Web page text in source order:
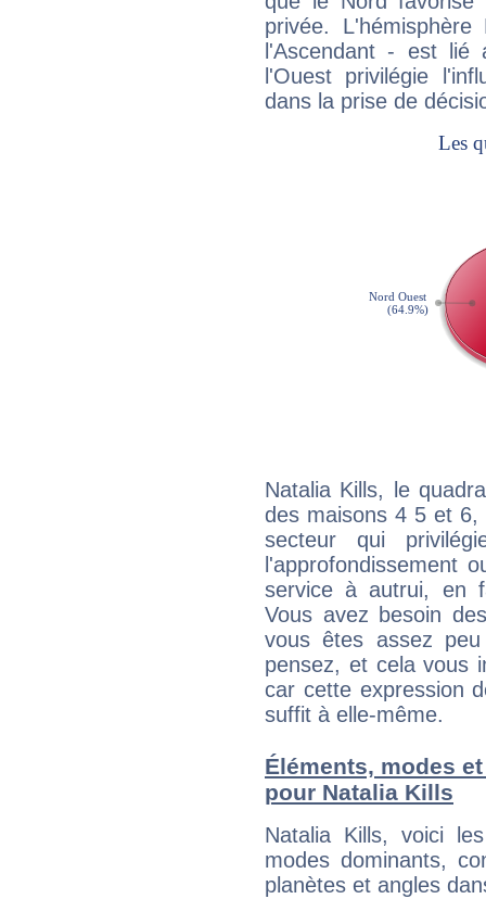
privée.
l'Ascendant - est
l'Ouest privilégie
dans la prise de
Natalia Kills, le
des maisons 4 5 et
secteur qui
l'approfondissement
service à autrui, en
Vous avez besoin
vous êtes assez
pensez, et cela vous
car cette expression
suffit à elle-même.
Éléments, modes
pour Natalia Kills
Natalia Kills, voici
modes dominants,
planètes et angles